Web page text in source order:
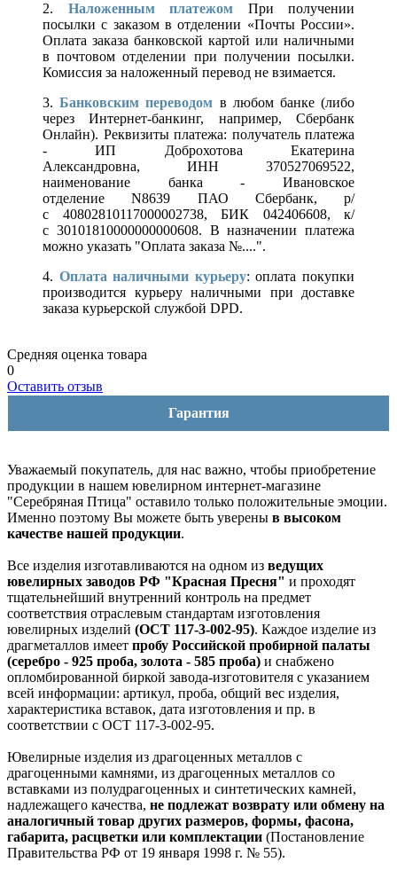
2. Наложенным платежом При получении
посылки с заказом в отделении «Почты России».
Оплата заказа банковской картой или наличными
в почтовом отделении при получении посылки.
Комиссия за наложенный перевод не взимается.
3.Банковским переводом в любом банке (либо
через Интернет-банкинг, например, Сбербанк
Онлайн). Реквизиты платежа: получатель платежа
- ИП Доброхотова Екатерина
Александровна, ИНН 370527069522,
наименование банка - Ивановское
отделение N8639 ПАО Сбербанк, р/
с 40802810117000002738, БИК 042406608, к/
с 30101810000000000608. В назначении платежа
можно указать "Оплата заказа №....".
4. Оплата наличными курьеру: оплата покупки
производится курьеру наличными при доставке
заказа курьерской службой DPD.
Средняя оценка товара
0
Оставить отзыв
Гарантия
Уважаемый покупатель, для нас важно, чтобы приобретение
продукции в нашем ювелирном интернет-магазине
"Серебряная Птица" оставило только положительные эмоции.
Именно поэтому Вы можете быть уверены в высоком
качестве нашей продукции.
Все изделия изготавливаются на одном из ведущих
ювелирных заводов РФ "Красная Пресня" и проходят
тщательнейший внутренний контроль на предмет
соответствия отраслевым стандартам изготовления
ювелирных изделий (ОСТ 117-3-002-95). Каждое изделие из
драгметаллов имеет пробу Российской пробирной палаты
(серебро - 925 проба, золота - 585 проба) и снабжено
опломбированной биркой завода-изготовителя с указанием
всей информации: артикул, проба, общий вес изделия,
характеристика вставок, дата изготовления и пр. в
соответствии с ОСТ 117-3-002-95.
Ювелирные изделия из драгоценных металлов с
драгоценными камнями, из драгоценных металлов со
вставками из полудрагоценных и синтетических камней,
надлежащего качества, не подлежат возврату или обмену на
аналогичный товар других размеров, формы, фасона,
габарита, расцветки или комплектации (Постановление
Правительства РФ от 19 января 1998 г. № 55).